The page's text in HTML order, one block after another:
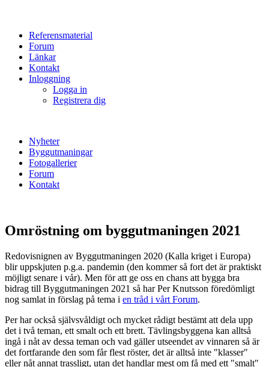
Referensmaterial
Forum
Länkar
Kontakt
Inloggning
Logga in
Registrera dig
Nyheter
Byggutmaningar
Fotogallerier
Forum
Kontakt
Omröstning om byggutmaningen 2021
Redovisnignen av Byggutmaningen 2020 (Kalla kriget i Europa)
blir uppskjuten p.g.a. pandemin (den kommer så fort det är praktiskt
möjligt senare i vår). Men för att ge oss en chans att bygga bra
bidrag till Byggutmaningen 2021 så har Per Knutsson föredömligt
nog samlat in förslag på tema i en tråd i vårt Forum.
Per har också självsvåldigt och mycket rådigt bestämt att dela upp
det i två teman, ett smalt och ett brett. Tävlingsbyggena kan alltså
ingå i nåt av dessa teman och vad gäller utseendet av vinnaren så är
det fortfarande den som får flest röster, det är alltså inte "klasser"
eller nåt annat trassligt, utan det handlar mest om få med ett "smalt"